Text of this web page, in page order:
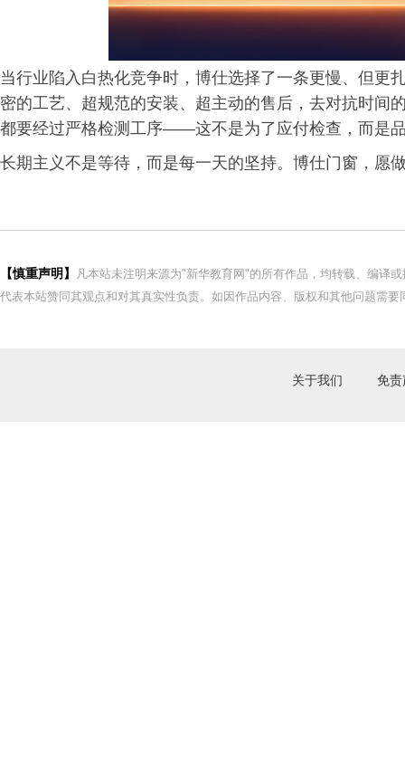
当行业陷入白热化竞争时，博仕选择了一条更慢、但更
密的工艺、超规范的安装、超主动的售后，去对抗时间
都要经过严格检测工序——这不是为了应付检查，而是
长期主义不是等待，而是每一天的坚持。博仕门窗，愿
【慎重声明】
凡本站未注明来源为"新华教育网"的所有作品，均转载、编译
代表本站赞同其观点和对其真实性负责。如因作品内容、版权和其他问题需
关于我们 免责